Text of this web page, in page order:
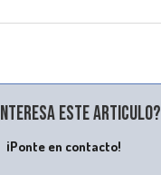
este articulo?
¡Ponte en contacto!